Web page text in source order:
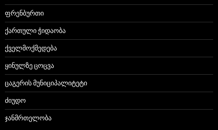
ფრენბურთი
ქართული ჭიდაობა
ქველმოქმედება
ყინულზე ცოცვა
ცაგერის მუნიციპალიტეტი
ძიუდო
ჯანმრთელობა